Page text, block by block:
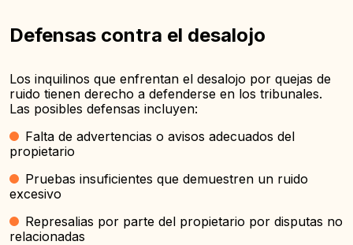
Defensas contra el desalojo
Los inquilinos que enfrentan el desalojo por quejas de
ruido tienen derecho a defenderse en los tribunales.
Las posibles defensas incluyen:
Falta de advertencias o avisos adecuados del
propietario
Pruebas insuficientes que demuestren un ruido
excesivo
Represalias por parte del propietario por disputas no
relacionadas